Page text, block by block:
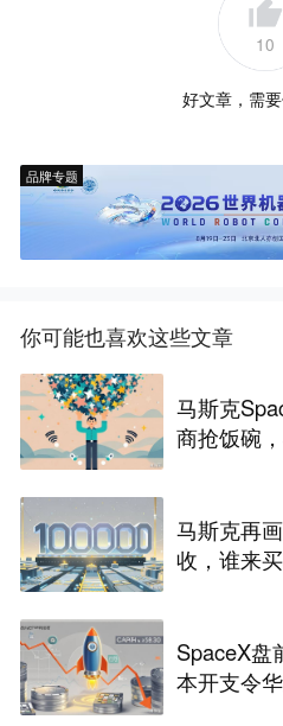
10
好文章，需
品牌专题
你可能也喜欢这些文章
马斯克
商抢饭碗
马斯克再
收，谁来
SpaceX盘
本开支令